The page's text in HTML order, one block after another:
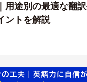
用途別の最適な翻
ントを解説